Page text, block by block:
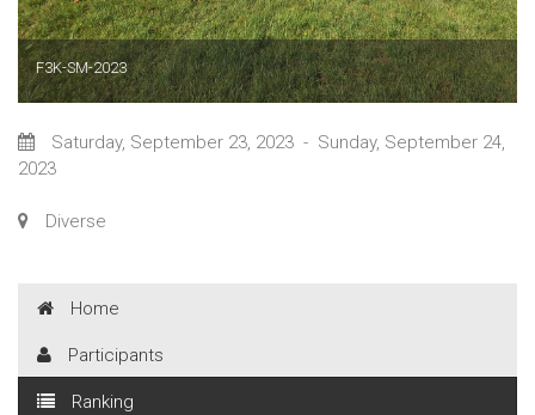
F3K-SM-2023
Saturday, September 23, 2023 - Sunday, September 24,
2023
Diverse
Home
Participants
Ranking